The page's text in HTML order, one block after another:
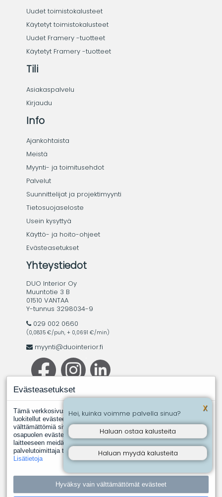
Uudet toimistokalusteet
Käytetyt toimistokalusteet
Uudet Framery -tuotteet
Käytetyt Framery -tuotteet
Tili
Asiakaspalvelu
Kirjaudu
Info
Ajankohtaista
Meistä
Myynti- ja toimitusehdot
Palvelut
Suunnittelijat ja projektimyynti
Tietosuojaseloste
Usein kysyttyä
Käyttö- ja hoito-ohjeet
Evästeasetukset
Yhteystiedot
DUO Interior Oy
Muuntotie 3 B
01510 VANTAA
Y-tunnus 3298034-9
029 002 0660
(0,0835 €/puh, + 0,0691 €/min)
myynti@duointerior.fi
Copyright © 2026 DUO Interior Oy. All rights reserved · Powered
X
Hei, kuinka voimme palvella sinua?
Haluan ostaa kalusteita
Haluan myydä kalusteita
Evästeasetukset
Tämä verkkosivusto käyttää evästeitä. Evästeistä välttämättömiksi
luokitellut evästeet tallennetaan selaimeesi, koska ne ovat
välttämättömiä sivuston perustoimintoja varten. Muut, kolmannen
osapuolen evästeet ovat evästeitä, joita joku toinen taho asentaa
laitteeseen meidän puolestamme. Näin tapahtuu silloin, kun jokin
palvelutoimittaja tuottaa meille esimerkiksi analyysipalveluita.
Lisätietoja
Hyväksy vain välttämättömät evästeet